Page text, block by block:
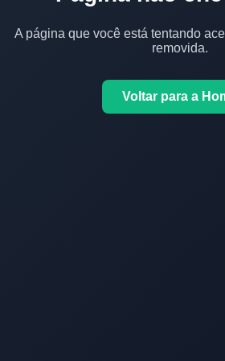
A página que você está tentando
removida.
Voltar para a